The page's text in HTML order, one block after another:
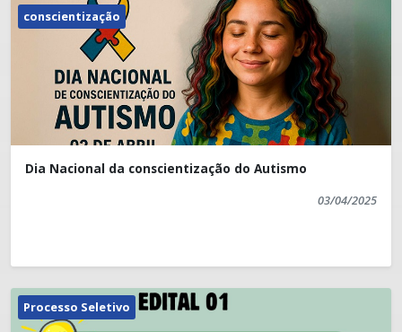
conscientização
Dia Nacional da conscientização do Autismo
03/04/2025
Processo Seletivo